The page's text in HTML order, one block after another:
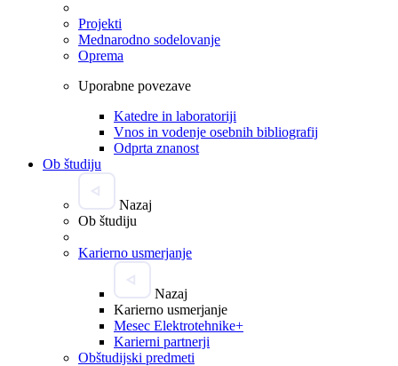
Projekti
Mednarodno sodelovanje
Oprema
Uporabne povezave
Katedre in laboratoriji
Vnos in vodenje osebnih bibliografij
Odprta znanost
Ob študiju
Nazaj
Ob študiju
Karierno usmerjanje
Nazaj
Karierno usmerjanje
Mesec Elektrotehnike+
Karierni partnerji
Obštudijski predmeti